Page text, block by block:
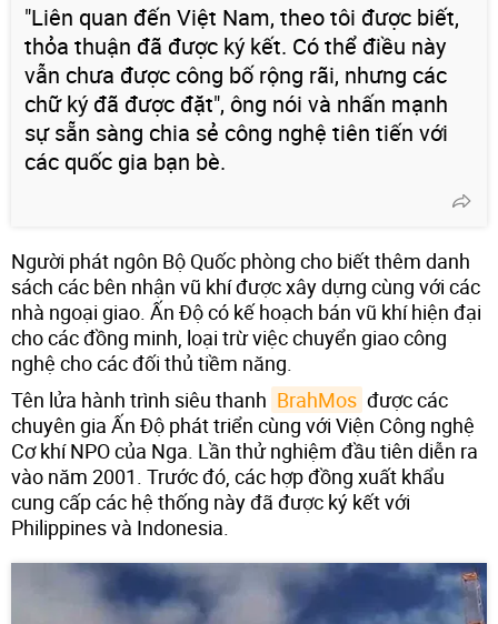
"Liên quan đến Việt Nam, theo tôi được biết,
thỏa thuận đã được ký kết. Có thể điều này
vẫn chưa được công bố rộng rãi, nhưng các
chữ ký đã được đặt", ông nói và nhấn mạnh
sự sẵn sàng chia sẻ công nghệ tiên tiến với
các quốc gia bạn bè.
Người phát ngôn Bộ Quốc phòng cho biết thêm danh
sách các bên nhận vũ khí được xây dựng cùng với các
nhà ngoại giao. Ấn Độ có kế hoạch bán vũ khí hiện đại
cho các đồng minh, loại trừ việc chuyển giao công
nghệ cho các đối thủ tiềm năng.
Tên lửa hành trình siêu thanh BrahMos được các
chuyên gia Ấn Độ phát triển cùng với Viện Công nghệ
Cơ khí NPO của Nga. Lần thử nghiệm đầu tiên diễn ra
vào năm 2001. Trước đó, các hợp đồng xuất khẩu
cung cấp các hệ thống này đã được ký kết với
Philippines và Indonesia.